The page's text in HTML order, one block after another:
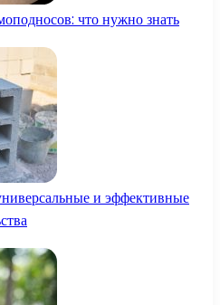
что нужно знать
и эффективные